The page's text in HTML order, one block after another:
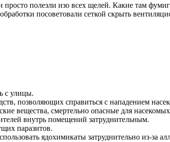
полезли изо всех щелей. Какие там
посоветовали сеткой скрыть
с улицы.
позволяющих справиться с нападением
вещества, смертельно опасные для
внутрь помещений затруднительным.
паразитов.
ядохимикаты затруднительно из-за